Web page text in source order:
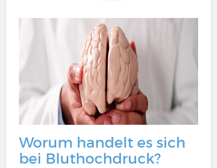
Worum handelt es sich
bei Bluthochdruck?